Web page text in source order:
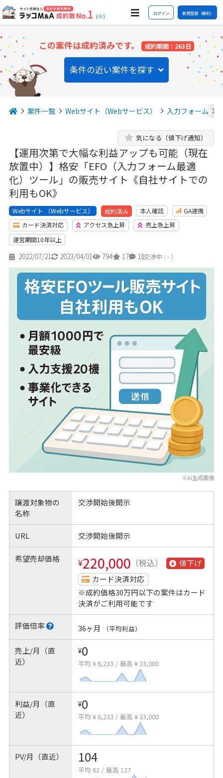
(※) ログイン 新規登録（無料）
この案件は成約済みです。 成約期間：263日
条件の近い案件を探す
案件一覧 Webサイト（Webサービス） 入力フォーム
【運用次第で大幅な利益アップも可能（現在
放置中）】格安「EFO（入力フォーム最適
化）ツール」の販売サイト《自社サイトでの
利用もOK》
気になる（値下げ通知）
Webサイト （Webサービス） 成約済み 本人確認
GA連携
カード決済対応
アクセス急上昇
売上急上昇
運営期間10年以上
2022/07/21 2023/04/01 794 17 11
（交渉中 : - ）
※AI生成画像
譲渡対象物の
名称
交渉開始後開示
URL 交渉開始後開示
希望売却価格 ¥220,000 （税込）
値下げ
カード決済対応
※成約価格30万円以下の案件はカード
決済がご利用可能です
評価倍率 36ヶ月 （平均利益）
売上/月（直
近）
¥0
平均 ¥ 6,233 / 最高 ¥ 33,000
利益/月（直
近）
¥0
平均 ¥ 6,233 / 最高 ¥ 33,000
PV/月（直近） 104
平均 62 / 最高 127